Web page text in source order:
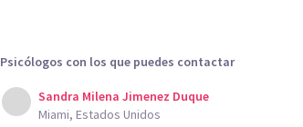
Psicólogos con los que puedes contactar
Sandra Milena Jimenez Duque
Miami, Estados Unidos